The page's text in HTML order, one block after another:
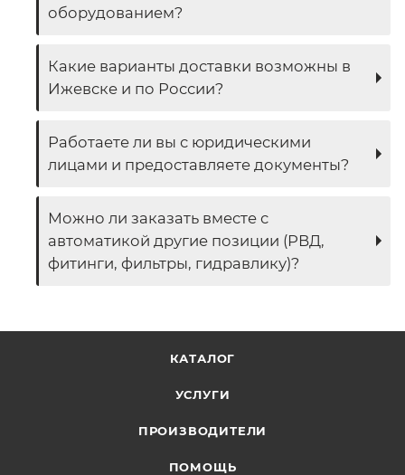
оборудованием?
Какие варианты доставки возможны в
Ижевске и по России?
Работаете ли вы с юридическими
лицами и предоставляете документы?
Можно ли заказать вместе с
автоматикой другие позиции (РВД,
фитинги, фильтры, гидравлику)?
КАТАЛОГ
УСЛУГИ
ПРОИЗВОДИТЕЛИ
ПОМОЩЬ